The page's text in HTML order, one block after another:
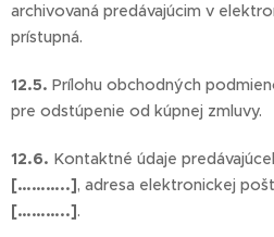
archivovaná predávajúcim v
prístupná.
12.5. Prílohu obchodných
pre odstúpenie od kúpnej zmluvy.
12.6. Kontaktné údaje
[………..], adresa elektronickej
[………..].